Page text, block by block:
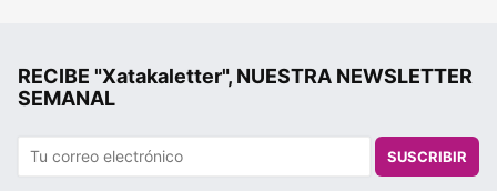
RECIBE "Xatakaletter", NUESTRA NEWSLETTER
SEMANAL
SUSCRIBIR